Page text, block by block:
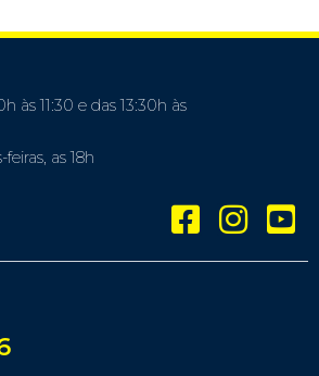
às 11:30 e das 13:30h às
as 18h